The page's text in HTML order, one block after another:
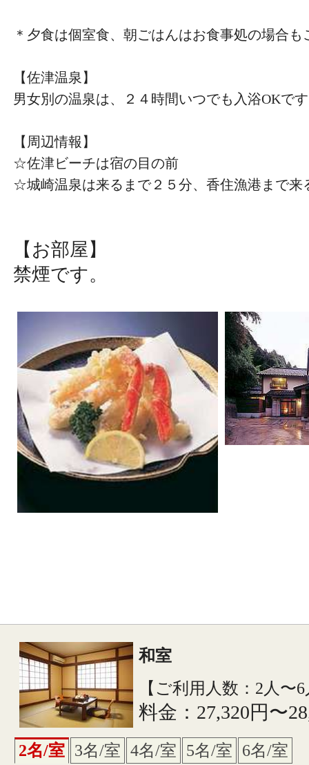
＊夕食は個室食、朝ごはんはお食事処の場合も
【佐津温泉】
男女別の温泉は、２４時間いつでも入浴OKで
【周辺情報】
☆佐津ビーチは宿の目の前
☆城崎温泉は来るまで２５分、香住漁港まで来
【お部屋】
​禁煙です。
和室
【ご利用人数：2人〜
料金：27,320円〜
2名/室 3名/室 4名/室 5名/室 6名/室